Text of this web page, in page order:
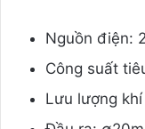
Nguồn điện:
Công suất
Lưu lượng